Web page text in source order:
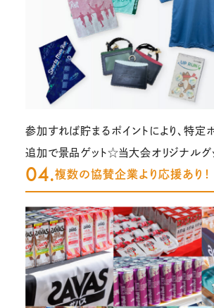
参加すれば貯まるポイントにより、特定
追加で景品ゲット☆当大会オリジナルグ
04.複数の協賛企業より応援あり！